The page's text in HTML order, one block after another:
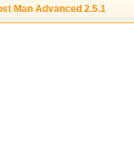
Man Advanced 2.5.1